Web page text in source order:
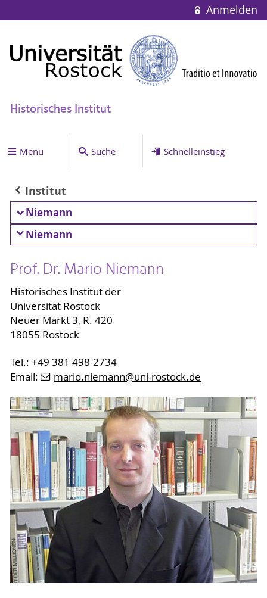
Anmelden
Historisches Institut
Menü Suche Schnelleinstieg
Institut
Niemann
Niemann
Prof. Dr. Mario Niemann
Historisches Institut der
Universität Rostock
Neuer Markt 3, R. 420
18055 Rostock
Tel.: +49 381 498-2734
Email:
mario.niemann@uni-rostock.de